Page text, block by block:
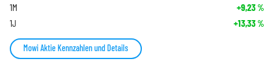
1M +9,23%
1J +13,33%
Mowi Aktie Kennzahlen und Details